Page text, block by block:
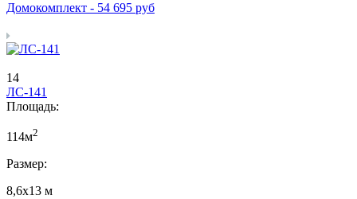
Домокомплект - 54 695 руб
14
ЛС-141
Площадь:
114м2
Размер:
8,6х13 м